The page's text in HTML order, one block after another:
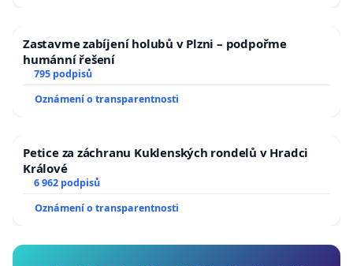
Zastavme zabíjení holubů v Plzni – podpořme
humánní řešení
795 podpisů
Oznámení o transparentnosti
Petice za záchranu Kuklenských rondelů v Hradci
Králové
6 962 podpisů
Oznámení o transparentnosti